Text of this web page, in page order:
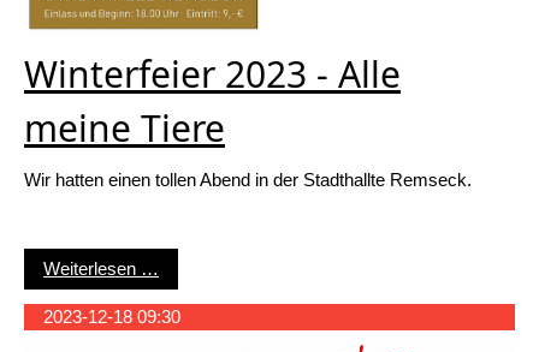
Winterfeier 2023 - Alle
meine Tiere
Wir hatten einen tollen Abend in der Stadthallte Remseck.
Weiterlesen …
2023-12-18 09:30